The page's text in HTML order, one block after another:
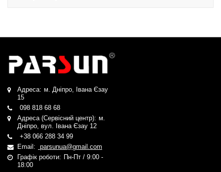
Адреса: м. Дніпро, Івана Єзау
15
098 818 68 68
Адреса (Сервісний центр): м.
Дніпро, вул. Івана Єзау 12
+38 066 288 34 99
Email:
parsunua@gmail.com
Графік роботи:
Пн-Пт / 9:00 -
18:00